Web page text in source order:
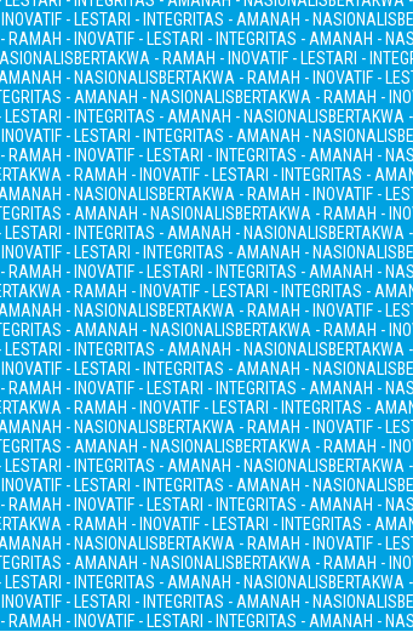
- LESTARI - INTEGRITAS - AMANAH - NASIONALIS
RAMAH - INOVATIF - LESTARI - INTEGRITAS - AMANAH -
BERTAKWA - RAMAH - INOVATIF - LESTARI -
- NASIONALISBERTAKWA - RAMAH - INOVATIF -
- AMANAH - NASIONALISBERTAKWA - RAMAH -
- INTEGRITAS - AMANAH - NASIONALISBERTAKWA
- LESTARI - INTEGRITAS - AMANAH - NASIONALIS
RAMAH - INOVATIF - LESTARI - INTEGRITAS - AMANAH -
- RAMAH - INOVATIF - LESTARI - INTEGRITAS -
- NASIONALISBERTAKWA - RAMAH - INOVATIF -
- AMANAH - NASIONALISBERTAKWA - RAMAH -
- INTEGRITAS - AMANAH - NASIONALISBERTAKWA
- LESTARI - INTEGRITAS - AMANAH - NASIONALIS
RAMAH - INOVATIF - LESTARI - INTEGRITAS - AMANAH -
- RAMAH - INOVATIF - LESTARI - INTEGRITAS -
- NASIONALISBERTAKWA - RAMAH - INOVATIF -
- AMANAH - NASIONALISBERTAKWA - RAMAH -
- INTEGRITAS - AMANAH - NASIONALISBERTAKWA
- LESTARI - INTEGRITAS - AMANAH - NASIONALIS
RAMAH - INOVATIF - LESTARI - INTEGRITAS - AMANAH -
- RAMAH - INOVATIF - LESTARI - INTEGRITAS -
- NASIONALISBERTAKWA - RAMAH - INOVATIF -
- AMANAH - NASIONALISBERTAKWA - RAMAH -
- INTEGRITAS - AMANAH - NASIONALISBERTAKWA
- LESTARI - INTEGRITAS - AMANAH - NASIONALIS
RAMAH - INOVATIF - LESTARI - INTEGRITAS - AMANAH -
- RAMAH - INOVATIF - LESTARI - INTEGRITAS -
- NASIONALISBERTAKWA - RAMAH - INOVATIF -
- AMANAH - NASIONALISBERTAKWA - RAMAH -
- INTEGRITAS - AMANAH - NASIONALISBERTAKWA
- LESTARI - INTEGRITAS - AMANAH - NASIONALIS
RAMAH - INOVATIF - LESTARI - INTEGRITAS - AMANAH -